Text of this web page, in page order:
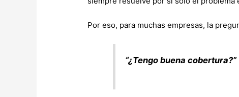
Por eso, para muchas empresas, la
“¿Tengo buena cobertura?”